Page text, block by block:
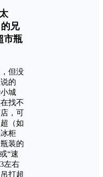
兄
市瓶
但没
的
城
找不
，可
（如
柜
装的
“速
左右
打超